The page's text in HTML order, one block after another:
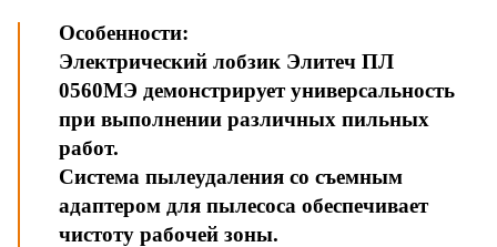
Особенности:
Электрический лобзик Элитеч ПЛ
0560МЭ демонстрирует универсальность
при выполнении различных пильных
работ.
Система пылеудаления со съемным
адаптером для пылесоса обеспечивает
чистоту рабочей зоны.